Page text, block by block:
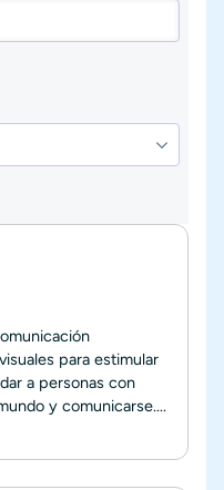
para estimular
a personas con
y comunicarse....